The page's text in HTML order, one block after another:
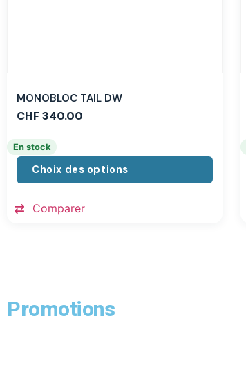
MONOBLOC TAIL DW
CHF340.00
En stock
Choix des options
Comparer
Promotions